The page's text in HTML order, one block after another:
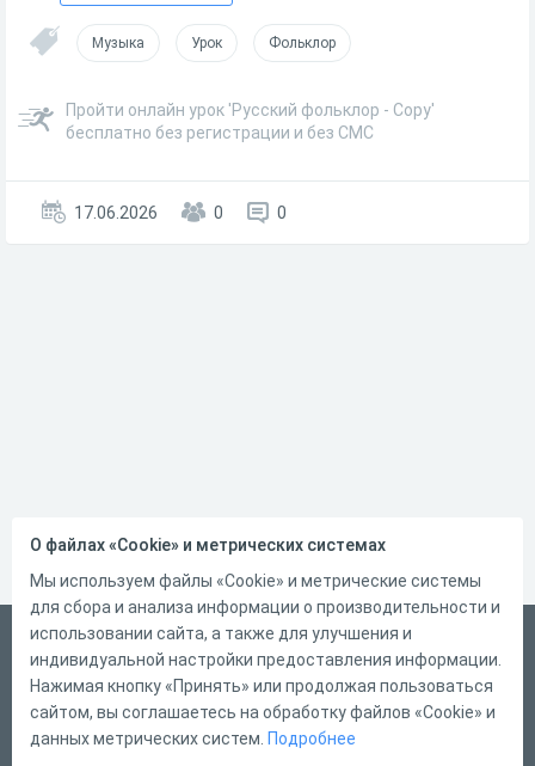
Музыка Урок Фольклор
Пройти онлайн урок 'Русский фольклор - Copy'
бесплатно без регистрации и без СМС
17.06.2026 0 0
Русский
Справка
Форма обратной связи
О файлах «Cookie» и метрических системах
Мы используем файлы «Cookie» и метрические системы
для сбора и анализа информации о производительности и
использовании сайта, а также для улучшения и
индивидуальной настройки предоставления информации.
Нажимая кнопку «Принять» или продолжая пользоваться
сайтом, вы соглашаетесь на обработку файлов «Cookie» и
данных метрических систем. Подробнее